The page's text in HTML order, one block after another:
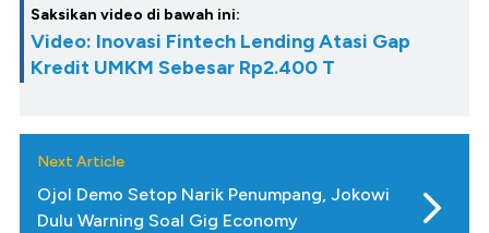
Saksikan video di bawah ini:
Video: Inovasi Fintech Lending Atasi Gap
Kredit UMKM Sebesar Rp2.400 T
Next Article
Ojol Demo Setop Narik Penumpang, Jokowi
Dulu Warning Soal Gig Economy